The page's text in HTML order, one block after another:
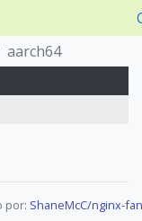
aarch64
por: ShaneMcC/nginx-